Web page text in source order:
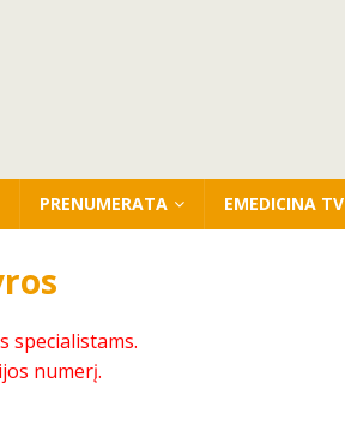
PRENUMERATA EMEDICINA TV
specialistams.
numerį.